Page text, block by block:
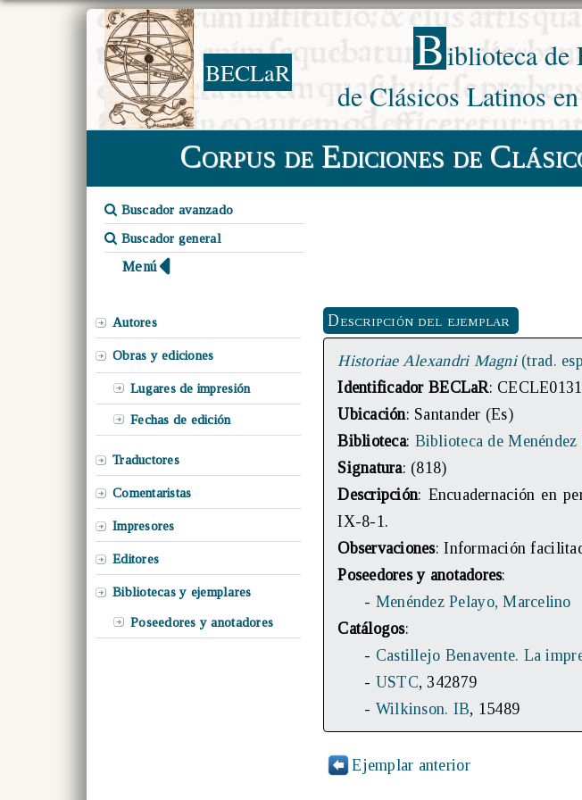
BECLaR Biblioteca de
de Clásicos Latinos
Corpus de Ediciones de
Buscador avanzado
Buscador general
Menú
Autores
Obras y ediciones
Lugares de impresión
Fechas de edición
Traductores
Comentaristas
Impresores
Editores
Bibliotecas y ejemplares
Poseedores y anotadores
Descripción del ejemplar
Historiae Alexandri Magni(trad.
Identificador BECLaR:
Ubicación: Santander (Es)
Biblioteca: Biblioteca de Menéndez
Signatura: (818)
Descripción: Encuadernación en
IX-8-1.
Observaciones: Información
Poseedores y anotadores:
- Menéndez Pelayo, Marcelino
Catálogos:
- Castillejo Benavente. La
- USTC, 342879
- Wilkinson. IB, 15489
Ejemplar anterior